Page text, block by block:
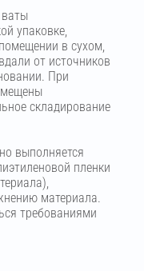
упаковке,
в сухом,
от источников
При
складирование
выполняется
пленки
материала.
требованиями